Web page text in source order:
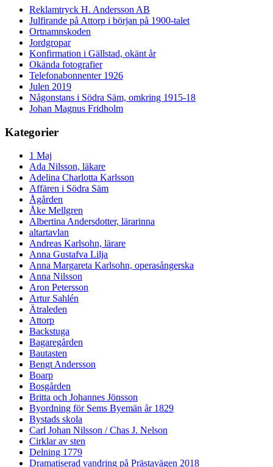
Reklamtryck H. Andersson AB
Julfirande på Attorp i början på 1900-talet
Ortnamnskoden
Jordgropar
Konfirmation i Gällstad, okänt år
Okända fotografier
Telefonabonnenter 1926
Julen 2019
Någonstans i Södra Säm, omkring 1915-18
Johan Magnus Fridholm
Kategorier
1 Maj
Ada Nilsson, läkare
Adelina Charlotta Karlsson
Affären i Södra Säm
Ågården
Åke Mellgren
Albertina Andersdotter, lärarinna
altartavlan
Andreas Karlsohn, lärare
Anna Gustafva Lilja
Anna Margareta Karlsohn, operasångerska
Anna Nilsson
Aron Petersson
Artur Sahlén
Ätraleden
Attorp
Backstuga
Bagaregården
Bautasten
Bengt Andersson
Boarp
Bosgården
Britta och Johannes Jönsson
Byordning för Sems Byemän år 1829
Bystads skola
Carl Johan Nilsson / Chas J. Nelson
Cirklar av sten
Delning 1779
Dramatiserad vandring på Prästavägen 2018